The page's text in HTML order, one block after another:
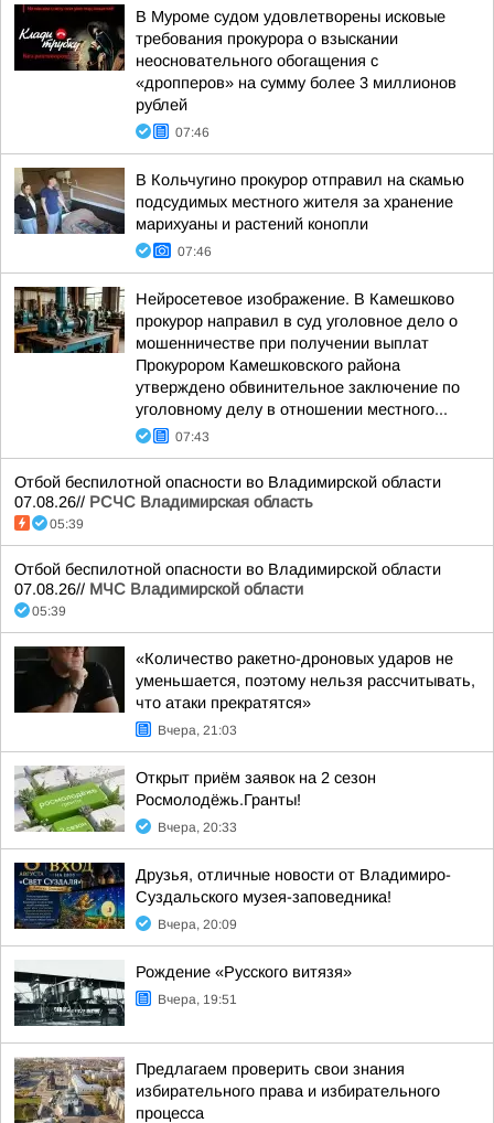
В Муроме судом удовлетворены исковые
требования прокурора о взыскании
неосновательного обогащения с
«дропперов» на сумму более 3 миллионов
рублей
07:46
В Кольчугино прокурор отправил на скамью
подсудимых местного жителя за хранение
марихуаны и растений конопли
07:46
Нейросетевое изображение. В Камешково
прокурор направил в суд уголовное дело о
мошенничестве при получении выплат
Прокурором Камешковского района
утверждено обвинительное заключение по
уголовному делу в отношении местного...
07:43
Отбой беспилотной опасности во Владимирской области
07.08.26// РСЧС Владимирская область
05:39
Отбой беспилотной опасности во Владимирской области
07.08.26// МЧС Владимирской области
05:39
«Количество ракетно-дроновых ударов не
уменьшается, поэтому нельзя рассчитывать,
что атаки прекратятся»
Вчера, 21:03
Открыт приём заявок на 2 сезон
Росмолодёжь.Гранты!
Вчера, 20:33
Друзья, отличные новости от Владимиро-
Суздальского музея-заповедника!
Вчера, 20:09
Рождение «Русского витязя»
Вчера, 19:51
Предлагаем проверить свои знания
избирательного права и избирательного
процесса